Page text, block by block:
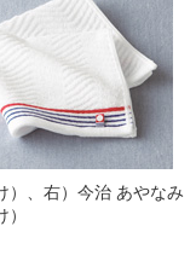
）、右）今治 あやなみ